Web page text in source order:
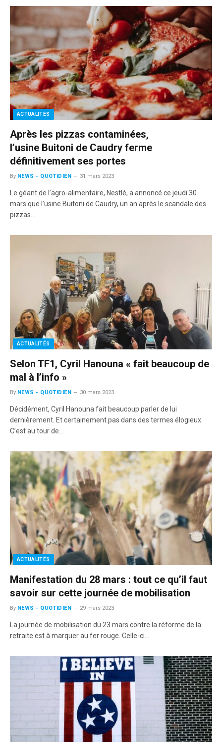
ACTUALITÉS
Après les pizzas contaminées,
l’usine Buitoni de Caudry ferme
définitivement ses portes
By NEWS - QUOTIDIEN 31 mars 2023
Le géant de l’agro-alimentaire, Nestlé, a annoncé ce jeudi 30
mars que l’usine Buitoni de Caudry, un an après le scandale des
pizzas…
ACTUALITÉS
Selon TF1, Cyril Hanouna « fait beaucoup de
mal à l’info »
By NEWS - QUOTIDIEN 30 mars 2023
Décidément, Cyril Hanouna fait beaucoup parler de lui
dernièrement. Et certainement pas dans des termes élogieux.
C’est au tour de…
ACTUALITÉS
Manifestation du 28 mars : tout ce qu’il faut
savoir sur cette journée de mobilisation
By NEWS - QUOTIDIEN 29 mars 2023
La journée de mobilisation du 23 mars contre la réforme de la
retraite est à marquer au fer rouge. Celle-ci…